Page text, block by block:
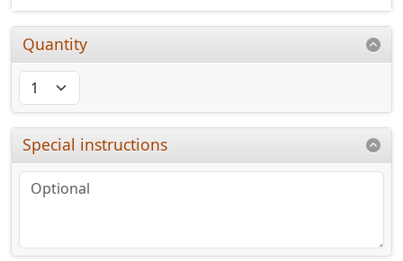
Quantity
Special instructions